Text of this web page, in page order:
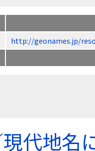
http://geonames.jp/
代地名